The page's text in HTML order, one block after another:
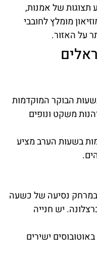
תצוגות של אמנות,
מומלץ לחובבי
על האזור.
הבוקר המוקדמות
משקט ונופים
בשעות הערב מציע
נסיעה של כשעה
יש חנייה
באוטובוסים ישירים